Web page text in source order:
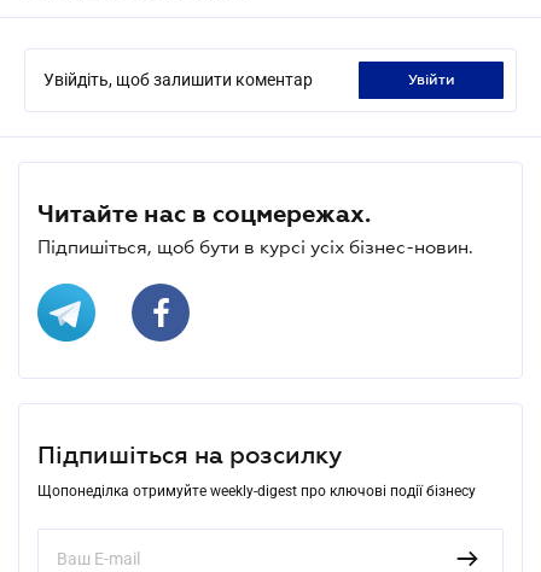
Увійдіть, щоб залишити коментар увійти
Читайте нас в соцмережах.
Підпишіться, щоб бути в курсі усіх бізнес-новин.
Підпишіться на розсилку
Щопонеділка отримуйте weekly-digest про ключові події бізнесу